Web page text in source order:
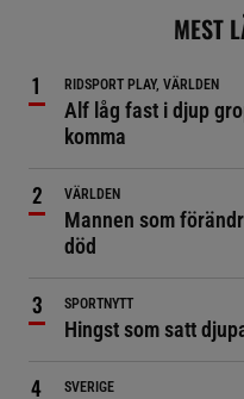
MEST
RIDSPORT PLAY, VÄRLDEN
Alf låg fast i djup
komma
VÄRLDEN
Mannen som
död
SPORTNYTT
Hingst som satt
SVERIGE